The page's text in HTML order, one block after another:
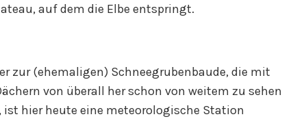
auf dem die Elbe entspringt.
zur (ehemaligen) Schneegrubenbaude, die mit
von überall her schon von weitem zu sehen
ist hier heute eine meteorologische Station